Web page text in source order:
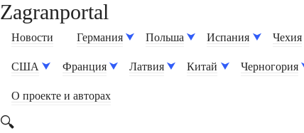
Перейти
Zagranportal
Новости Германия Польша Испания Чехия
США Франция Латвия Китай Черногория
О проекте и авторах